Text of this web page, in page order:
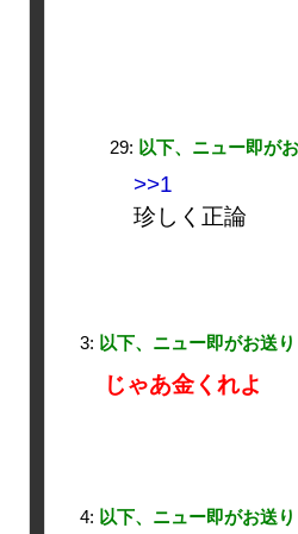
29: 以下、ニュー即が
>>1
珍しく正論
3: 以下、ニュー即がお送
じゃあ金くれよ
4: 以下、ニュー即がお送